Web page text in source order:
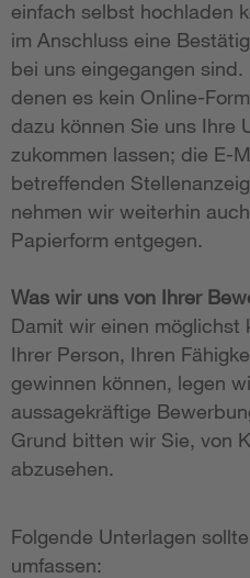
einfach selbst hochladen
im Anschluss eine
bei uns eingegangen
denen es kein Online-
dazu können Sie uns Ihre
zukommen lassen; die E-
betreffenden
nehmen wir weiterhin
Papierform entgegen.
Was wir uns von Ihrer
Damit wir einen möglichst
Ihrer Person, Ihren
gewinnen können, legen
aussagekräftige
Grund bitten wir Sie, von
abzusehen.
Folgende Unterlagen
umfassen: